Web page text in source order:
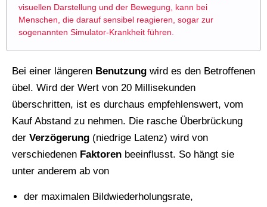
visuellen Darstellung und der Bewegung, kann bei
Menschen, die darauf sensibel reagieren, sogar zur
sogenannten Simulator-Krankheit führen.
Bei einer längeren Benutzung wird es den Betroffenen
übel. Wird der Wert von 20 Millisekunden
überschritten, ist es durchaus empfehlenswert, vom
Kauf Abstand zu nehmen. Die rasche Überbrückung
der Verzögerung (niedrige Latenz) wird von
verschiedenen Faktoren beeinflusst. So hängt sie
unter anderem ab von
der maximalen Bildwiederholungsrate,